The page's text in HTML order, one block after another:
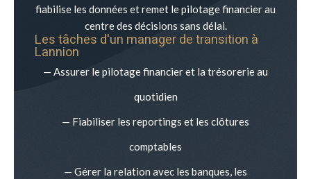
fiabilise les données et remet le pilotage financier au
centre des décisions sans délai.
Les tâches d'un manager de transition à
Lannion
— Assurer le pilotage financier et la trésorerie au
quotidien
— Fiabiliser les reportings et les clôtures
comptables
— Gérer la relation avec les banques, les